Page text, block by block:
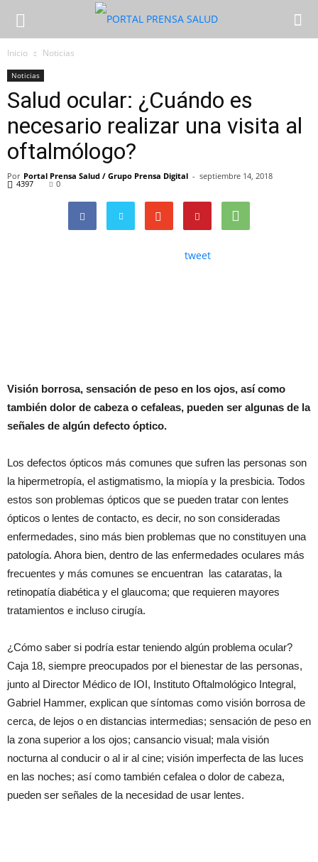
Inicio Noticias
Noticias
Salud ocular: ¿Cuándo es
necesario realizar una visita al
oftalmólogo?
Por Portal Prensa Salud / Grupo Prensa Digital - septiembre 14, 2018
4397 0
tweet
Visión borrosa, sensación de peso en los ojos, así como
también dolor de cabeza o cefaleas, pueden ser algunas de la
señales de algún defecto óptico.
Los defectos ópticos más comunes que sufren las personas son
la hipermetropía, el astigmatismo, la miopía y la presbicia. Todos
estos son problemas ópticos que se pueden tratar con lentes
ópticos o lentes de contacto, es decir, no son consideradas
enfermedades, sino más bien problemas que no constituyen una
patología. Ahora bien, dentro de las enfermedades oculares más
frecuentes y más comunes se encuentran las cataratas, la
retinopatía diabética y el glaucoma; que requieren mayores
tratamientos e incluso cirugía.
¿Cómo saber si podría estar teniendo algún problema ocular?
Caja 18, siempre preocupados por el bienestar de las personas,
junto al Director Médico de IOI, Instituto Oftalmológico Integral,
Gabriel Hammer, explican que síntomas como visión borrosa de
cerca, de lejos o en distancias intermedias; sensación de peso en
la zona superior a los ojos; cansancio visual; mala visión
nocturna al conducir o al ir al cine; visión imperfecta de las luces
en las noches; así como también cefalea o dolor de cabeza,
pueden ser señales de la necesidad de usar lentes.